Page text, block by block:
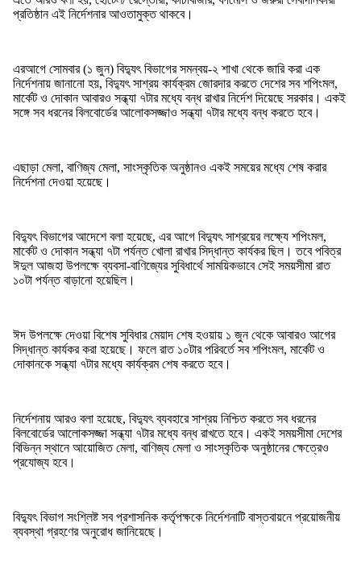
প্রতিষ্ঠান এই নির্দেশনার আওতামুক্ত থাকবে।
এরআগে সোমবার (১ জুন) বিদ্যুৎ বিভাগের সমন্বয়-২ শাখা থেকে জারি করা এক
নির্দেশনায় জানানো হয়, বিদ্যুৎ সাশ্রয় কার্যক্রম জোরদার করতে দেশের সব শপিংমল,
মার্কেট ও দোকান আবারও সন্ধ্যা ৭টার মধ্যে বন্ধ রাখার নির্দেশ দিয়েছে সরকার। একই
সঙ্গে সব ধরনের বিলবোর্ডের আলোকসজ্জাও সন্ধ্যা ৭টার মধ্যে বন্ধ করতে হবে।
এছাড়া মেলা, বাণিজ্য মেলা, সাংস্কৃতিক অনুষ্ঠানও একই সময়ের মধ্যে শেষ করার
নির্দেশনা দেওয়া হয়েছে।
বিদ্যুৎ বিভাগের আদেশে বলা হয়েছে, এর আগে বিদ্যুৎ সাশ্রয়ের লক্ষ্যে শপিংমল,
মার্কেট ও দোকান সন্ধ্যা ৭টা পর্যন্ত খোলা রাখার সিদ্ধান্ত কার্যকর ছিল। তবে পবিত্র
ঈদুল আজহা উপলক্ষে ব্যবসা-বাণিজ্যের সুবিধার্থে সাময়িকভাবে সেই সময়সীমা রাত
১০টা পর্যন্ত বাড়ানো হয়েছিল।
ঈদ উপলক্ষে দেওয়া বিশেষ সুবিধার মেয়াদ শেষ হওয়ায় ১ জুন থেকে আবারও আগের
সিদ্ধান্ত কার্যকর করা হয়েছে। ফলে রাত ১০টার পরিবর্তে সব শপিংমল, মার্কেট ও
দোকানকে সন্ধ্যা ৭টার মধ্যে কার্যক্রম শেষ করতে হবে।
নির্দেশনায় আরও বলা হয়েছে, বিদ্যুৎ ব্যবহারে সাশ্রয় নিশ্চিত করতে সব ধরনের
বিলবোর্ডের আলোকসজ্জা সন্ধ্যা ৭টার মধ্যে বন্ধ রাখতে হবে। একই সময়সীমা দেশের
বিভিন্ন স্থানে আয়োজিত মেলা, বাণিজ্য মেলা ও সাংস্কৃতিক অনুষ্ঠানের ক্ষেত্রেও
প্রযোজ্য হবে।
বিদ্যুৎ বিভাগ সংশ্লিষ্ট সব প্রশাসনিক কর্তৃপক্ষকে নির্দেশনাটি বাস্তবায়নে প্রয়োজনীয়
ব্যবস্থা গ্রহণের অনুরোধ জানিয়েছে।